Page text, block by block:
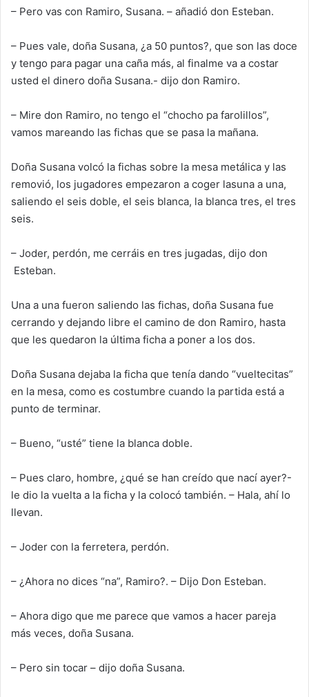
– Pero vas con Ramiro, Susana. – añadió don Esteban.
– Pues vale, doña Susana, ¿a 50 puntos?, que son las doce
y tengo para pagar una caña más, al finalme va a costar
usted el dinero doña Susana.- dijo don Ramiro.
– Mire don Ramiro, no tengo el “chocho pa farolillos”,
vamos mareando las fichas que se pasa la mañana.
Doña Susana volcó la fichas sobre la mesa metálica y las
removió, los jugadores empezaron a coger lasuna a una,
saliendo el seis doble, el seis blanca, la blanca tres, el tres
seis.
– Joder, perdón, me cerráis en tres jugadas, dijo don
Esteban.
Una a una fueron saliendo las fichas, doña Susana fue
cerrando y dejando libre el camino de don Ramiro, hasta
que les quedaron la última ficha a poner a los dos.
Doña Susana dejaba la ficha que tenía dando “vueltecitas”
en la mesa, como es costumbre cuando la partida está a
punto de terminar.
– Bueno, “usté” tiene la blanca doble.
– Pues claro, hombre, ¿qué se han creído que nací ayer?-
le dio la vuelta a la ficha y la colocó también. – Hala, ahí lo
llevan.
– Joder con la ferretera, perdón.
– ¿Ahora no dices “na”, Ramiro?. – Dijo Don Esteban.
– Ahora digo que me parece que vamos a hacer pareja
más veces, doña Susana.
– Pero sin tocar – dijo doña Susana.